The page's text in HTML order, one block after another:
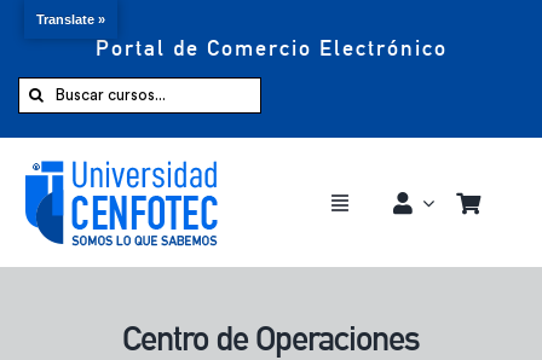
Portal de Comercio Electrónico
Buscar:
Toggle
Comprar ahora
Centro de Operaciones
Translate »